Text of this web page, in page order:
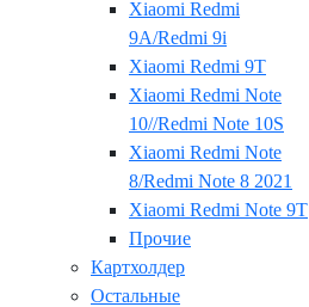
Xiaomi Redmi
9A/Redmi 9i
Xiaomi Redmi 9T
Xiaomi Redmi Note
10//Redmi Note 10S
Xiaomi Redmi Note
8/Redmi Note 8 2021
Xiaomi Redmi Note 9T
Прочие
Картхолдер
Остальные